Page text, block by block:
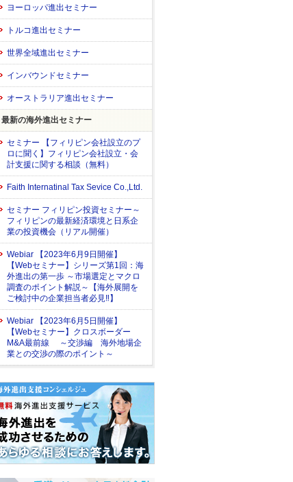
ヨーロッパ進出セミナー
トルコ進出セミナー
世界全域進出セミナー
インバウンドセミナー
オーストラリア進出セミナー
最新の海外進出セミナー
セミナー 【フィリピン会社設立のプ
ロに聞く】フィリピン会社設立・会
計支援に関する相談（無料）
Faith Internatinal Tax Sevice Co.,Ltd.
セミナー フィリピン投資セミナー～
フィリピンの最新経済環境と日系企
業の投資機会（リアル開催）
Webiar 【2023年6月9日開催】
【Webセミナー】シリーズ第1回：海
外進出の第一歩 ～市場選定とマクロ
調査のポイント解説～【海外展開を
ご検討中の企業担当者必見‼】
Webiar 【2023年6月5日開催】
【Webセミナー】クロスボーダー
M&A最前線 ～交渉編 海外地場企
業との交渉の際のポイント～